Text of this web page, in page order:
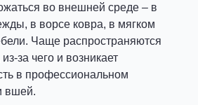
во внешней среде – в
в ворсе ковра, в мягком
Чаще распространяются
за чего и возникает
в профессиональном
вшей.